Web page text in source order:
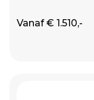
Vanaf € 1.510,-